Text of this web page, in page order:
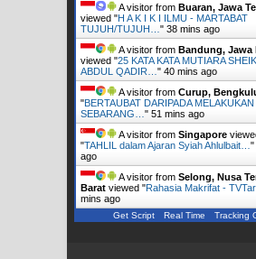
A visitor from Buaran, Jawa
viewed "H A K I K I ILMU - MARTABAT
TUJUH/TUJUH… " 38 mins ago
A visitor from Bandung, Jawa
viewed "25 KATA KATA MUTIARA
ABDUL QADIR… " 40 mins ago
A visitor from Curup,
"BERTAUBAT DARIPADA MELAKUKAN
SEBARANG… " 51 mins ago
A visitor from Singapore
"TAHLIL dalam Ajaran Syiah Ahlulbait… "
ago
A visitor from Selong, Nusa
Barat viewed "Rahasia Makrifat -
mins ago
Get Script Real Time Tracking